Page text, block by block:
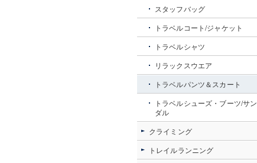
スタッフバッグ
トラベルコート/ジャケット
トラベルシャツ
リラックスウエア
トラベルパンツ＆スカート
トラベルシューズ・ブーツ/サン
ダル
クライミング
トレイルランニング